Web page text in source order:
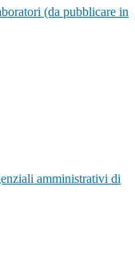
(da pubblicare in
amministrativi di